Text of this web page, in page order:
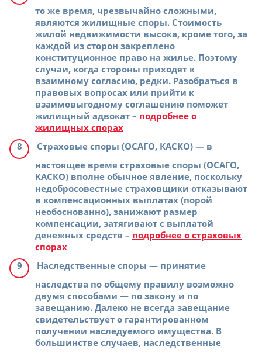
то же время, чрезвычайно сложными,
являются жилищные споры. Стоимость
жилой недвижимости высока, кроме того, за
каждой из сторон закреплено
конституционное право на жилье. Поэтому
случаи, когда стороны приходят к
взаимному согласию, редки. Разобраться в
правовых вопросах или прийти к
взаимовыгодному соглашению поможет
жилищный адвокат – подробнее о
жилищных спорах
Страховые споры (ОСАГО, КАСКО) — в
настоящее время страховые споры (ОСАГО,
КАСКО) вполне обычное явление, поскольку
недобросовестные страховщики отказывают
в компенсационных выплатах (порой
необоснованно), занижают размер
компенсации, затягивают с выплатой
денежных средств – подробнее о страховых
спорах
Наследственные споры — принятие
наследства по общему правилу возможно
двумя способами — по закону и по
завещанию. Далеко не всегда завещание
свидетельствует о гарантированном
получении наследуемого имущества. В
большинстве случаев, наследственные